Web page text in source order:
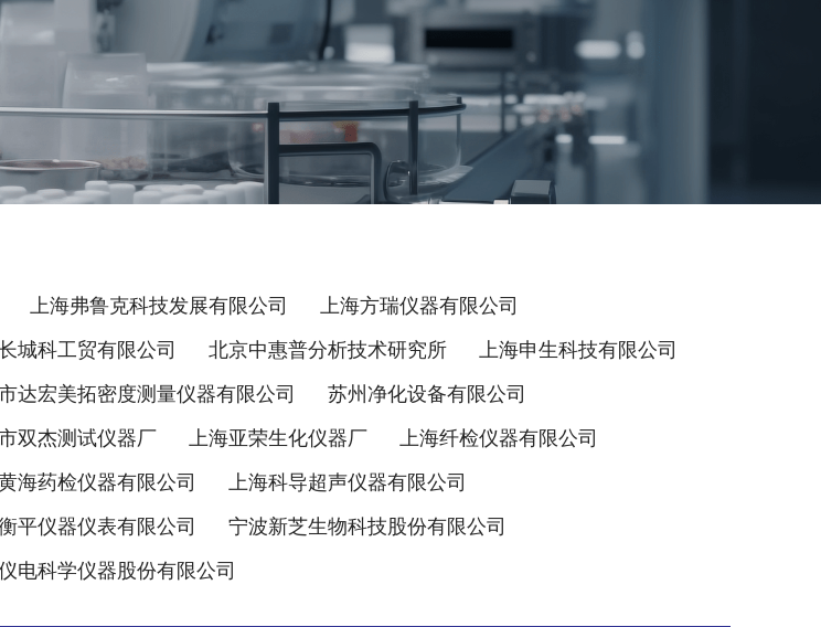
上海弗鲁克科技发展有限公司
上海方瑞仪器有限公司
城科工贸有限公司
北京中惠普分析技术研究所
上海申生科技有限公司
达宏美拓密度测量仪器有限公司
苏州净化设备有限公司
双杰测试仪器厂
上海亚荣生化仪器厂
上海纤检仪器有限公司
海药检仪器有限公司
上海科导超声仪器有限公司
平仪器仪表有限公司
宁波新芝生物科技股份有限公司
电科学仪器股份有限公司